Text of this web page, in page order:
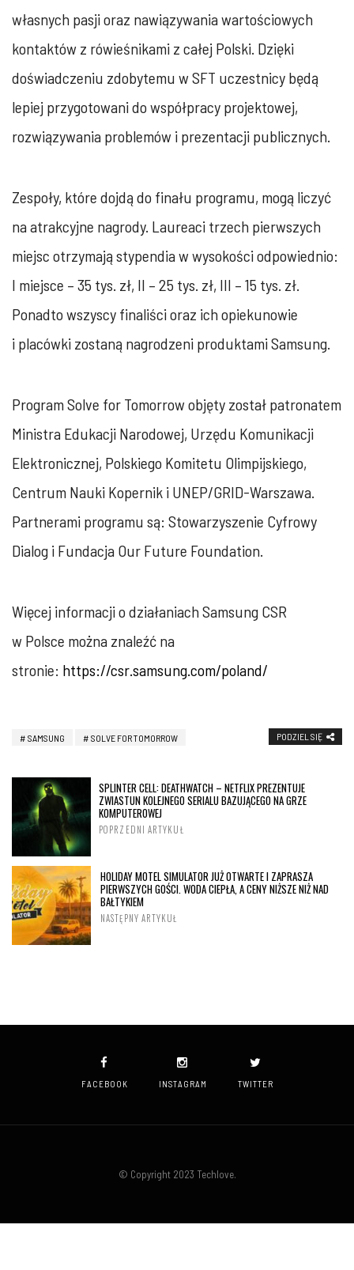
własnych pasji oraz nawiązywania wartościowych
kontaktów z rówieśnikami z całej Polski. Dzięki
doświadczeniu zdobytemu w SFT uczestnicy będą
lepiej przygotowani do współpracy projektowej,
rozwiązywania problemów i prezentacji publicznych.
Zespoły, które dojdą do finału programu, mogą liczyć
na atrakcyjne nagrody. Laureaci trzech pierwszych
miejsc otrzymają stypendia w wysokości odpowiednio:
I miejsce – 35 tys. zł, II – 25 tys. zł, III – 15 tys. zł.
Ponadto wszyscy finaliści oraz ich opiekunowie
i placówki zostaną nagrodzeni produktami Samsung.
Program Solve for Tomorrow objęty został patronatem
Ministra Edukacji Narodowej, Urzędu Komunikacji
Elektronicznej, Polskiego Komitetu Olimpijskiego,
Centrum Nauki Kopernik i UNEP/GRID-Warszawa.
Partnerami programu są: Stowarzyszenie Cyfrowy
Dialog i Fundacja Our Future Foundation.
Więcej informacji o działaniach Samsung CSR
w Polsce można znaleźć na
stronie: https://csr.samsung.com/poland/
SAMSUNG SOLVE FOR TOMORROW PODZIEL SIĘ
SPLINTER CELL: DEATHWATCH – NETFLIX PREZENTUJE
ZWIASTUN KOLEJNEGO SERIALU BAZUJĄCEGO NA GRZE
KOMPUTEROWEJ
POPRZEDNI ARTYKUŁ
HOLIDAY MOTEL SIMULATOR JUŻ OTWARTE I ZAPRASZA
PIERWSZYCH GOŚCI. WODA CIEPŁA, A CENY NIŻSZE NIŻ NAD
BAŁTYKIEM
NASTĘPNY ARTYKUŁ
FACEBOOK INSTAGRAM TWITTER
© Copyright 2023 Techlove.